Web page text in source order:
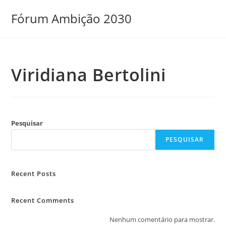
paraFórum Ambição 2030
Viridiana Bertolini
Pesquisar
PESQUISAR
Recent Posts
Recent Comments
Nenhum comentário para mostrar.